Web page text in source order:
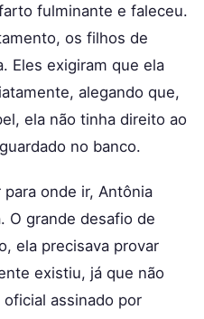
fulminante e faleceu.
os filhos de
Eles exigiram que ela
alegando que,
ela não tinha direito ao
no banco.
onde ir, Antônia
O grande desafio de
ela precisava provar
existiu, já que não
assinado por